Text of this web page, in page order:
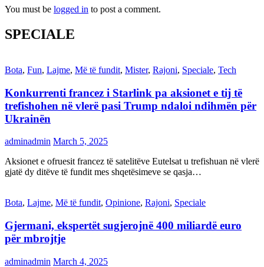
You must be logged in to post a comment.
SPECIALE
Bota, Fun, Lajme, Më të fundit, Mister, Rajoni, Speciale, Tech
Konkurrenti francez i Starlink pa aksionet e tij të
trefishohen në vlerë pasi Trump ndaloi ndihmën për
Ukrainën
adminadmin March 5, 2025
Aksionet e ofruesit francez të satelitëve Eutelsat u trefishuan në vlerë
gjatë dy ditëve të fundit mes shqetësimeve se qasja…
Bota, Lajme, Më të fundit, Opinione, Rajoni, Speciale
Gjermani, ekspertët sugjerojnë 400 miliardë euro
për mbrojtje
adminadmin March 4, 2025